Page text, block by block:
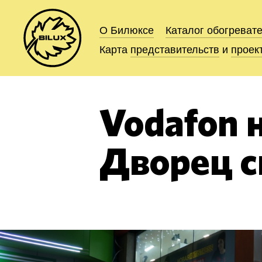
О Билюксе Каталог
Карта представительств и
О Билюксе Каталог
Карта представительств и
Vodafon
Дворец